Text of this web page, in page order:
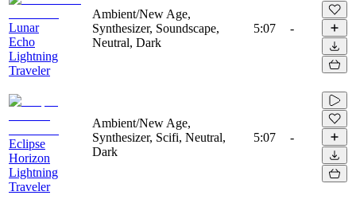
Lunar
Echo
Lightning
Traveler
Ambient/New Age,
Synthesizer, Soundscape,
Neutral, Dark
5:07 -
Eclipse
Horizon
Lightning
Traveler
Ambient/New Age,
Synthesizer, Scifi, Neutral,
Dark
5:07 -